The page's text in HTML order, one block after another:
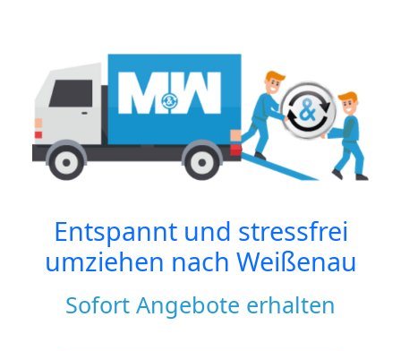
Entspannt und stressfrei
umziehen nach Weißenau
Sofort Angebote erhalten